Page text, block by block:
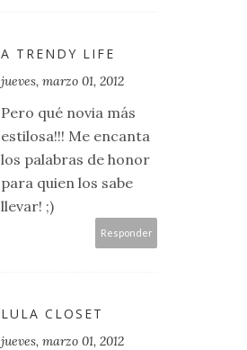
A TRENDY LIFE
jueves, marzo 01, 2012
Pero qué novia más
estilosa!!! Me encanta
los palabras de honor
para quien los sabe
llevar! ;)
Responder
LULA CLOSET
jueves, marzo 01, 2012